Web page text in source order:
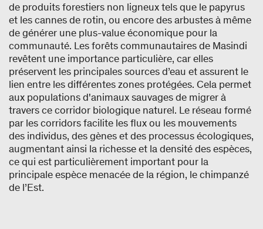
de produits forestiers non ligneux tels que le papyrus
et les cannes de rotin, ou encore des arbustes à même
de générer une plus-value économique pour la
communauté. Les forêts communautaires de Masindi
revêtent une importance particulière, car elles
préservent les principales sources d’eau et assurent le
lien entre les différentes zones protégées. Cela permet
aux populations d'animaux sauvages de migrer à
travers ce corridor biologique naturel. Le réseau formé
par les corridors facilite les flux ou les mouvements
des individus, des gènes et des processus écologiques,
augmentant ainsi la richesse et la densité des espèces,
ce qui est particulièrement important pour la
principale espèce menacée de la région, le chimpanzé
de l’Est.